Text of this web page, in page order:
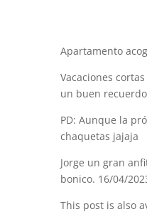
Apartamento
Vacaciones
un buen
PD: Aunque la
chaquetas jajaja
Jorge un gran
bonico. 16/04/
This post is also